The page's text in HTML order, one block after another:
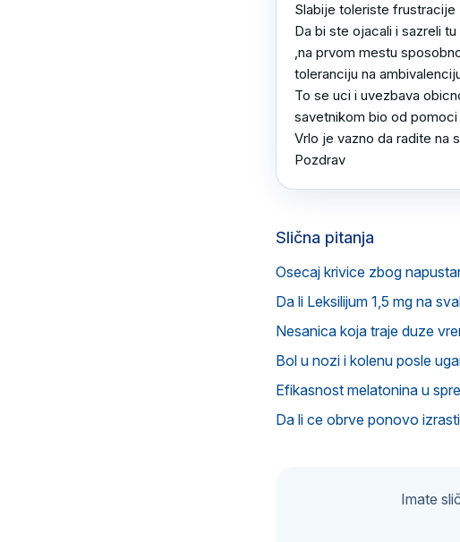
Slabije toleriste frustracije
Da bi ste ojacali i sazreli
,na prvom mestu
toleranciju na
To se uci i uvezbava
savetnikom bio od pomoci
Vrlo je vazno da radite na
Pozdrav
Slična pitanja
Osecaj krivice zbog
Da li Leksilijum 1,5 mg na
Nesanica koja traje duze
Bol u nozi i kolenu posle
Efikasnost melatonina u
Da li ce obrve ponovo
Imate